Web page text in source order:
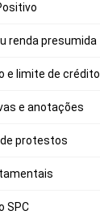
renda presumida
e limite de crédito
e anotações
protestos
SPC